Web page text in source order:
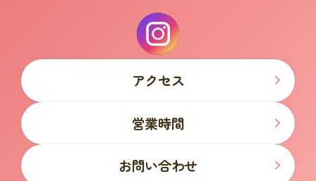
アクセス
営業時間
お問い合わせ